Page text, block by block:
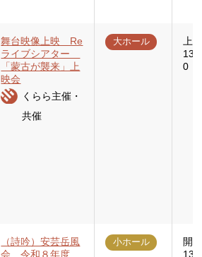
舞台映像上映 Re
ライブシアター
「蒙古が襲来」上
映会
くらら主催・
共催
大ホール
上
13
0：
（詩吟）安芸岳風
会 令和８年度
小ホール
開